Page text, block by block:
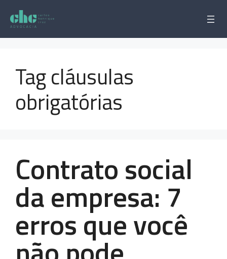
para
conteúdo
Tag cláusulas
obrigatórias
Contrato social
da empresa: 7
erros que você